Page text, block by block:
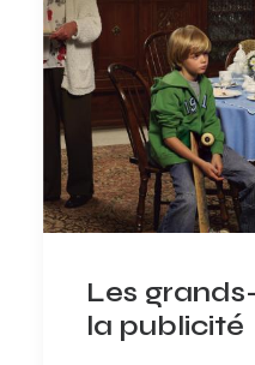
Les
la publicité